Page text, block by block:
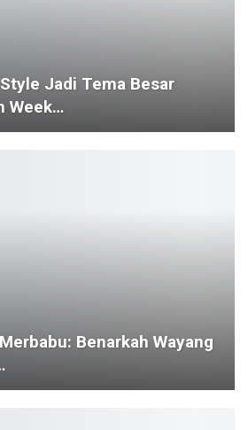
Jadi Tema Besar
Week…
Benarkah Wayang